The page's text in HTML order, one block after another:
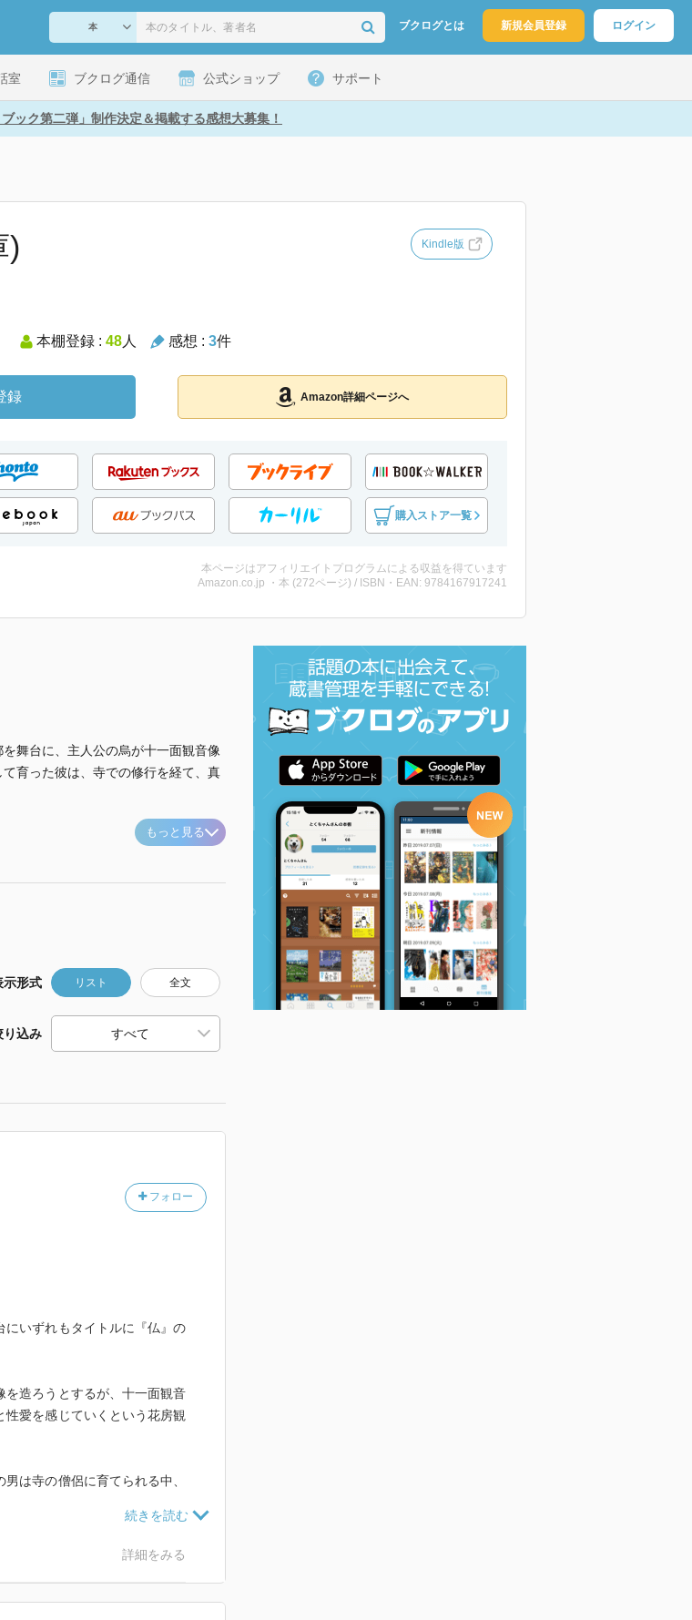
ブクログとは 新規会員登録 ログイン
室 ブクログ通信 公式ショップ サポート
ブック第二弾」制作決定＆掲載する感想大募集！
) Kindle版
本棚登録 : 48人 感想 : 3件
録 Amazon詳細ページへ
購入ストア一覧
本ページはアフィリエイトプログラムによる収益を得ています
Amazon.co.jp ・本 (272ページ) / ISBN・EAN: 9784167917241
舞台に、主人公の烏が十一面観音像
育った彼は、寺での修行を経て、真
もっと見る
示形式 リスト 全文
り込み
フォロー
にいずれもタイトルに『仏』の
を造ろうとするが、十一面観音
愛を感じていくという花房観
は寺の僧侶に育てられる中、
いう女性の背中にな艶かしい十
し、仏師では生業が立たず、
詳細をみる